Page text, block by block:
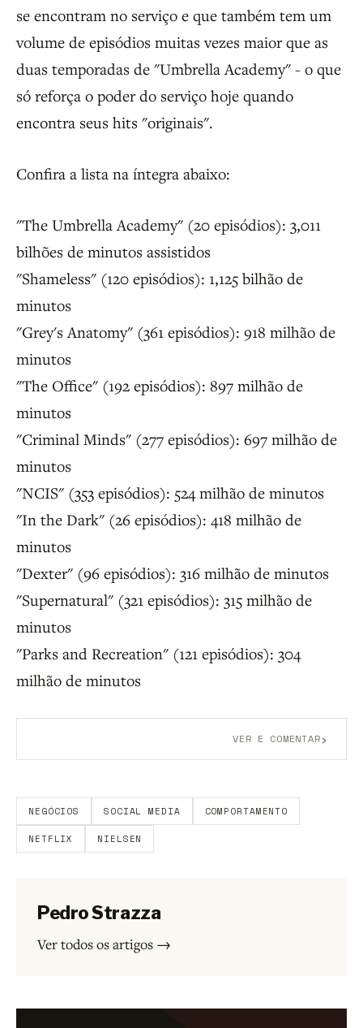
se encontram no serviço e que também tem um
volume de episódios muitas vezes maior que as
duas temporadas de "Umbrella Academy" - o que
só reforça o poder do serviço hoje quando
encontra seus hits "originais".
Confira a lista na íntegra abaixo:
"The Umbrella Academy" (20 episódios): 3,011
bilhões de minutos assistidos
"Shameless" (120 episódios): 1,125 bilhão de
minutos
"Grey's Anatomy" (361 episódios): 918 milhão de
minutos
"The Office" (192 episódios): 897 milhão de
minutos
"Criminal Minds" (277 episódios): 697 milhão de
minutos
"NCIS" (353 episódios): 524 milhão de minutos
"In the Dark" (26 episódios): 418 milhão de
minutos
"Dexter" (96 episódios): 316 milhão de minutos
"Supernatural" (321 episódios): 315 milhão de
minutos
"Parks and Recreation" (121 episódios): 304
milhão de minutos
VER E COMENTAR›
NEGÓCIOS SOCIAL MEDIA COMPORTAMENTO
NETFLIX NIELSEN
Pedro Strazza
Ver todos os artigos →